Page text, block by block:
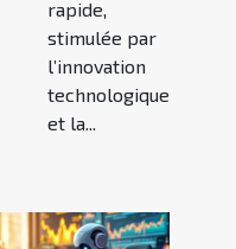
rapide,
stimulée par
l’innovation
technologique
et la...